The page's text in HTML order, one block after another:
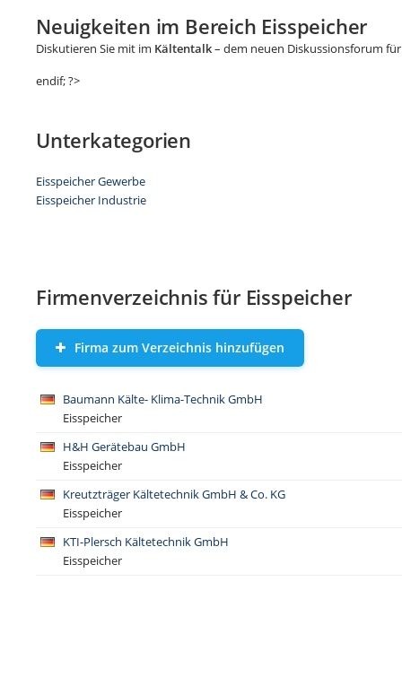
Neuigkeiten im Bereich Eisspeicher
Diskutieren Sie mit im Kältentalk– dem neuen Diskussionsforum
endif; ?>
Unterkategorien
Eisspeicher Gewerbe
Eisspeicher Industrie
Firmenverzeichnis für Eisspeicher
Firma zum Verzeichnis hinzufügen
Baumann Kälte- Klima-Technik GmbH
Eisspeicher
H&H Gerätebau GmbH
Eisspeicher
Kreutzträger Kältetechnik GmbH & Co. KG
Eisspeicher
KTI-Plersch Kältetechnik GmbH
Eisspeicher